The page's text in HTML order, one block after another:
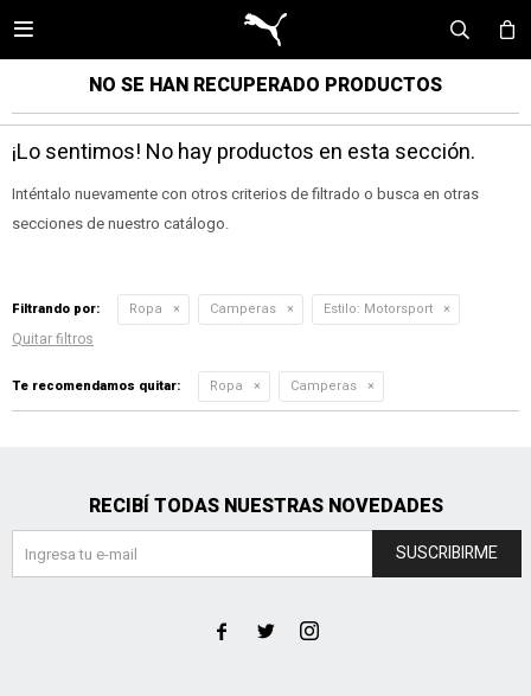

NO SE HAN RECUPERADO PRODUCTOS
¡Lo sentimos! No hay productos en esta sección.
Inténtalo nuevamente con otros criterios de filtrado o busca en otras
secciones de nuestro catálogo.
Filtrando por: Ropa Camperas Estilo: Motorsport
Quitar filtros
Te recomendamos quitar: Ropa Camperas
RECIBÍ TODAS NUESTRAS NOVEDADES
SUSCRIBIRME
  